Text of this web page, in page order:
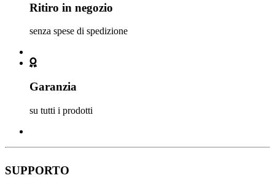
Ritiro in negozio
senza spese di spedizione
Garanzia
su tutti i prodotti
SUPPORTO